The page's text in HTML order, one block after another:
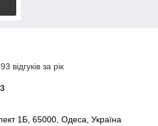
відгуків за рік
1Б, 65000, Одеса, Україна